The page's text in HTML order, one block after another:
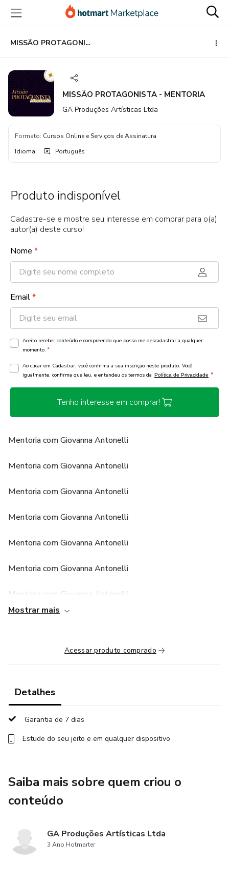
para
conteúdo
principal
para
pagamento
para
rodapé
MISSÃO PROTAGONISTA - MENTORIA
MISSÃO PROTAGONISTA - MENTORIA
GA Produções Artísticas Ltda
Formato: Cursos Online e Serviços de Assinatura
Idioma: Português
Produto indisponível
Cadastre-se e mostre seu interesse em comprar para o(a)
autor(a) deste curso!
Nome *
Email*
Aceito receber conteúdo e compreendo que posso me descadastrar a qualquer
momento. *
Ao clicar em Cadastrar, você confirma a sua inscrição neste produto. Você,
igualmente, confirma que leu, e entendeu os termos da Política de Privacidade *
Tenho interesse em comprar!
Mentoria com Giovanna Antonelli
Mentoria com Giovanna Antonelli
Mentoria com Giovanna Antonelli
Mentoria com Giovanna Antonelli
Mentoria com Giovanna Antonelli
Mentoria com Giovanna Antonelli
Mentoria com Giovanna Antonelli
Mostrar mais
Acessar produto comprado
Detalhes
Garantia de 7 dias
Estude do seu jeito e em qualquer dispositivo
Saiba mais sobre quem criou o
conteúdo
GA Produções Artísticas Ltda
3 Ano Hotmarter